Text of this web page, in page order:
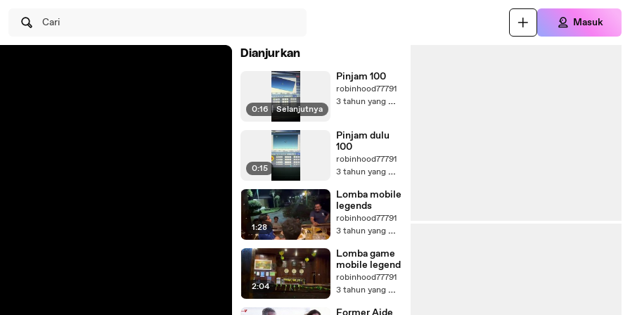
Cari Masuk
Dianjurkan
0:16 | Selanjutnya
Pinjam 100
robinhood77791
3 tahun yang lalu
0:15
Pinjam dulu
100
robinhood77791
3 tahun yang lalu
1:28
Lomba mobile
legends
robinhood77791
3 tahun yang lalu
2:04
Lomba game
mobile legend
robinhood77791
3 tahun yang lalu